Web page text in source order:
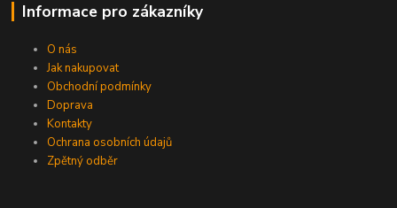
Informace pro zákazníky
O nás
Jak nakupovat
Obchodní podmínky
Doprava
Kontakty
Ochrana osobních údajů
Zpětný odběr